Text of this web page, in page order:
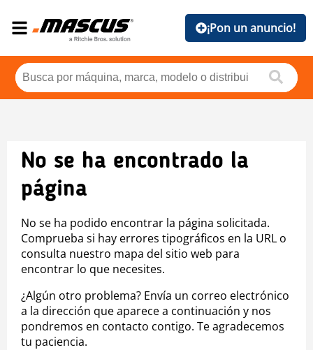
¡Pon un anuncio!
No se ha encontrado la
página
No se ha podido encontrar la página solicitada.
Comprueba si hay errores tipográficos en la URL o
consulta nuestro mapa del sitio web para
encontrar lo que necesites.
¿Algún otro problema? Envía un correo electrónico
a la dirección que aparece a continuación y nos
pondremos en contacto contigo. Te agradecemos
tu paciencia.